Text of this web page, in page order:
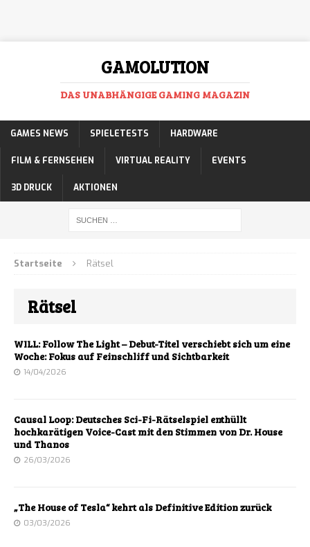
GAMOLUTION
DAS UNABHÄNGIGE GAMING MAGAZIN
GAMES NEWS SPIELETESTS HARDWARE
FILM & FERNSEHEN VIRTUAL REALITY EVENTS
3D DRUCK AKTIONEN
Startseite Rätsel
Rätsel
WILL: Follow The Light – Debut-Titel verschiebt sich um eine
Woche: Fokus auf Feinschliff und Sichtbarkeit
14/04/2026
Causal Loop: Deutsches Sci-Fi-Rätselspiel enthüllt
hochkarätigen Voice-Cast mit den Stimmen von Dr. House
und Thanos
26/03/2026
„The House of Tesla“ kehrt als Definitive Edition zurück
03/03/2026